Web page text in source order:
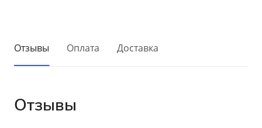
Отзывы Оплата Доставка
Отзывы